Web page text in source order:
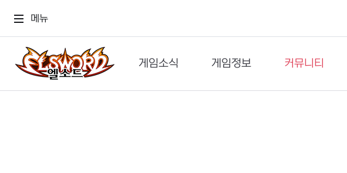
메뉴
게임소식
공지사항
게임정보
세계관
커뮤니티
이슈게시판